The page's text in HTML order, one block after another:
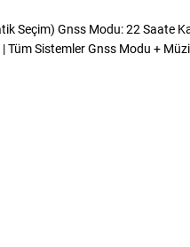
Seçim) Gnss Modu: 22
Tüm Sistemler Gnss Modu +